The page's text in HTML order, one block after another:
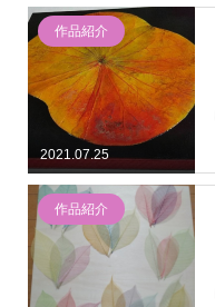
作品紹介
2021.07.25
作品紹介